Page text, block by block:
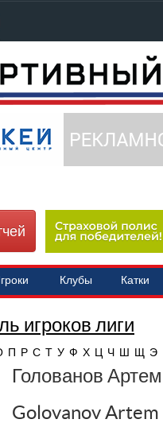
Клубы Катки
игроков лиги
П Р С Т У Ф Х Ц Ч Ш Щ Э
Голованов
Golovanov Artem